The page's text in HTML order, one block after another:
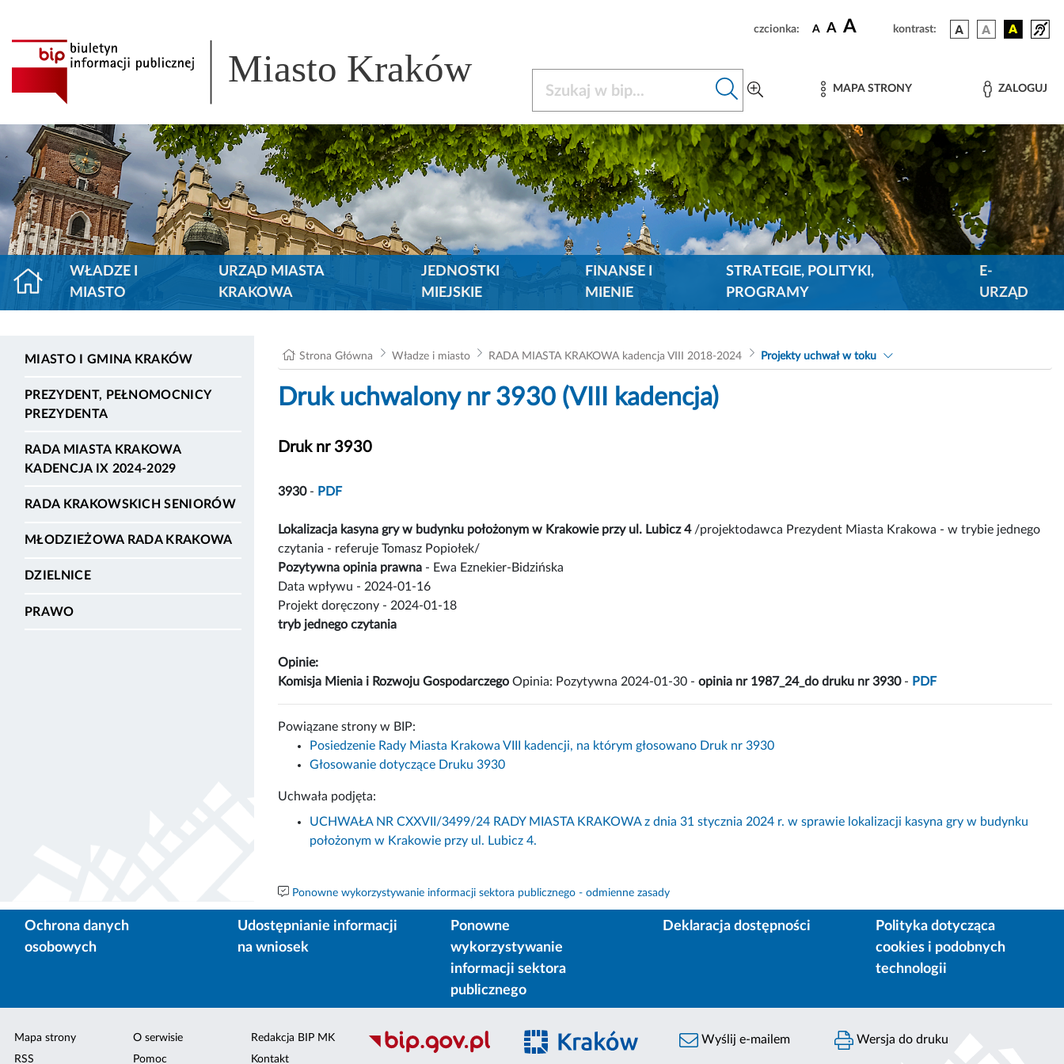
czcionka: A A A kontrast:
Miasto Kraków MAPA STRONY ZALOGUJ
WŁADZE I
MIASTO
URZĄD MIASTA
KRAKOWA
JEDNOSTKI
MIEJSKIE
FINANSE I
MIENIE
STRATEGIE, POLITYKI,
PROGRAMY
E-
URZĄD
MIASTO I GMINA KRAKÓW
PREZYDENT, PEŁNOMOCNICY
PREZYDENTA
RADA MIASTA KRAKOWA
KADENCJA IX 2024-2029
RADA KRAKOWSKICH SENIORÓW
MŁODZIEŻOWA RADA KRAKOWA
DZIELNICE
PRAWO
Strona Główna Władze i miasto RADA MIASTA KRAKOWA kadencja VIII 2018-2024 Projekty uchwał w toku
Druk uchwalony nr 3930 (VIII kadencja)
Druk nr 3930
3930- PDF
Lokalizacja kasyna gry w budynku położonym w Krakowie przy ul. Lubicz 4/projektodawca Prezydent Miasta Krakowa - w trybie jednego
czytania - referuje Tomasz Popiołek/
Pozytywna opinia prawna - Ewa Eznekier-Bidzińska
Data wpływu - 2024-01-16
Projekt doręczony - 2024-01-18
tryb jednego czytania
Opinie:
Komisja Mienia i Rozwoju Gospodarczego Opinia: Pozytywna 2024-01-30 - opinia nr 1987_24_do druku nr 3930- PDF
Powiązane strony w BIP:
Posiedzenie Rady Miasta Krakowa VIII kadencji, na którym głosowano Druk nr 3930
Głosowanie dotyczące Druku 3930
Uchwała podjęta:
UCHWAŁA NR CXXVII/3499/24 RADY MIASTA KRAKOWA z dnia 31 stycznia 2024 r. w sprawie lokalizacji kasyna gry w budynku
położonym w Krakowie przy ul. Lubicz 4.
Ponowne wykorzystywanie informacji sektora publicznego - odmienne zasady
Ochrona danych
osobowych
Udostępnianie informacji
na wniosek
Ponowne
wykorzystywanie
informacji sektora
publicznego
Deklaracja dostępności
Polityka dotycząca
cookies i podobnych
technologii
Mapa strony
RSS
O serwisie
Pomoc
Redakcja BIP MK
Kontakt
Wyślij e-mailem Wersja do druku